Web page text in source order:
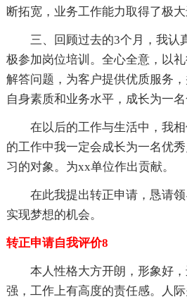
断拓宽，业务工作能力取得了极大
三、回顾过去的3个月，我认
极参加岗位培训。全心全意，以
解答问题，为客户提供优质服务
自身素质和业务水平，成长为一名
在以后的工作与生活中，我
的工作中我一定会成长为一名优
习的对象。为xx单位作出贡献。
在此我提出转正申请，恳请领
实现梦想的机会。
转正申请自我评价8
本人性格大方开朗，形象好
强，工作上有高度的责任感。人